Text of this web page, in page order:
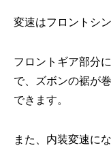
変速はフロントシ
フロントギア部分
で、ズボンの裾が
できます。
また、内装変速に